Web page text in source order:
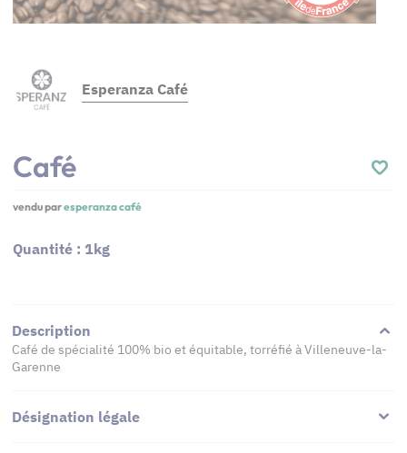
Esperanza Café
Café
vendu paresperanza café
Quantité : 1kg
Description
Café de spécialité 100% bio et équitable, torréfié à Villeneuve-la-
Garenne
Désignation légale